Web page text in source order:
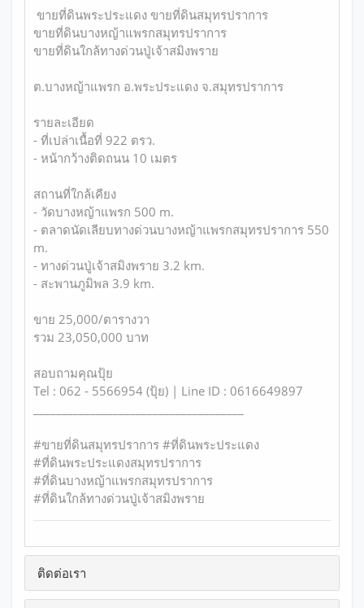
ขายที่ดินพระประแดง ขายที่ดินสมุทรปราการ
ขายที่ดินบางหญ้าแพรกสมุทรปราการ
ขายที่ดินใกล้ทางด่วนปู่เจ้าสมิงพราย
ต.บางหญ้าแพรก อ.พระประแดง จ.สมุทรปราการ
รายละเอียด
- ที่เปล่าเนื้อที่ 922 ตรว.
- หน้ากว้างติดถนน 10 เมตร
สถานที่ใกล้เคียง
- วัดบางหญ้าแพรก 500 m.
- ตลาดนัดเลียบทางด่วนบางหญ้าแพรกสมุทรปราการ 550
m.
- ทางด่วนปู่เจ้าสมิงพราย 3.2 km.
- สะพานภูมิพล 3.9 km.
ขาย 25,000/ตารางวา
รวม 23,050,000 บาท
สอบถามคุณปุ้ย
Tel : 062 - 5566954 (ปุ้ย) | Line ID : 0616649897
#ขายที่ดินสมุทรปราการ #ที่ดินพระประแดง
#ที่ดินพระประแดงสมุทรปราการ
#ที่ดินบางหญ้าแพรกสมุทรปราการ
#ที่ดินใกล้ทางด่วนปู่เจ้าสมิงพราย
ติดต่อเรา